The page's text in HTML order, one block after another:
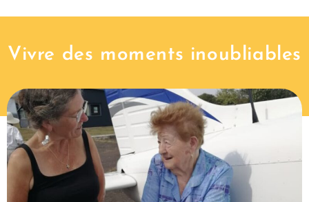
Vivre des moments inoubliables